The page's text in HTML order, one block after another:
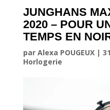
JUNGHANS
2020 – POUR
TEMPS EN
par Alexa POUGEUX|
Horlogerie